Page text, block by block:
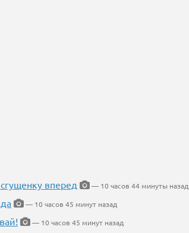
вперед
— 10 часов 44 минуты назад
— 10 часов 45 минут назад
— 10 часов 45 минут назад